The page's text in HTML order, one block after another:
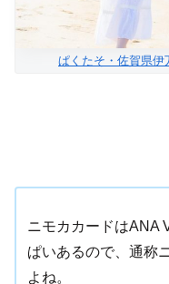
ぱくたそ・佐賀県伊
ニモカカードはANA
ぱいあるので、通称
よね。